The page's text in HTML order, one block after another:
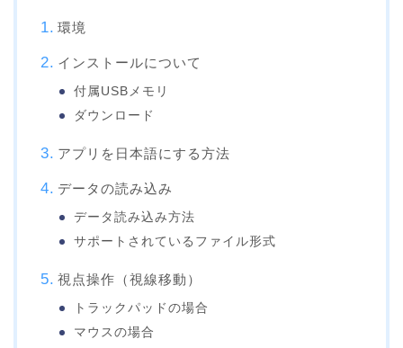
環境
インストールについて
付属USBメモリ
ダウンロード
アプリを日本語にする方法
データの読み込み
データ読み込み方法
サポートされているファイル形式
視点操作（視線移動）
トラックパッドの場合
マウスの場合